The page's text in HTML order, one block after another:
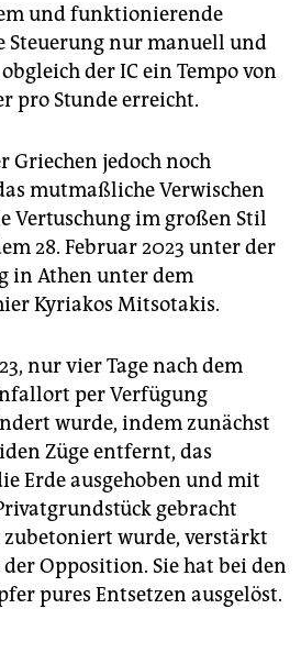
und funktionierende
Steuerung nur manuell und
der IC ein Tempo von
pro Stunde erreicht.
Griechen jedoch noch
mutmaßliche Verwischen
Vertuschung im großen Stil
28. Februar 2023 unter der
in Athen unter dem
Kyriakos Mitsotakis.
nur vier Tage nach dem
per Verfügung
wurde, indem zunächst
Züge entfernt, das
Erde ausgehoben und mit
gebracht
wurde, verstärkt
Opposition. Sie hat bei den
pures Entsetzen ausgelöst.